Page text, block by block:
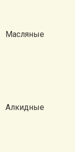
Масляные
Алкидные